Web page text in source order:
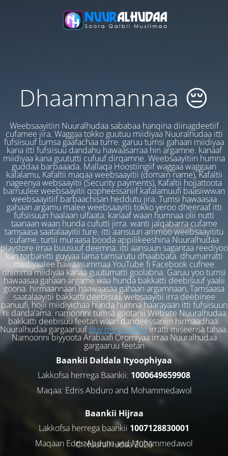
Dhaammannaa 😔
Weebsaayitiin Nuuralhudaa sababaa hanqina diinagdeetiif
cufamee jira. Waggaa tokko guutuu miidiyaa Nuuralhudaa itti
fufsiisuuf tumsa gaafachaa turre. garuu tumsi gahaan miidiyaa
kana itti fufsiisuu dandahu hawaasarraa hin argamne. kanaaf
miidiyaa kana guututti cufuuf dirqamne. Weebsaayitiin humna
guddaa barbaaada. Mallaqa Hoostiingiif waggaa waggaan
kafalamu, Kafaltii maqaa weebsaayitii (domain name), Kafaltii
nageenya websaayitii (Security payments), Kafaltii hojjattoota
barruulee weebsaayitii qopheessaniif kafalamuufi baasiiwwan
weebsaayitiif barbaachisan heddutu jira. Tumsi hawaasaa
gahaan argamu malee weebsaayitii tokko yeroo dheeraaf itti
fufsiisuun haalaan ulfaata. kanaaf waan humnaa olii nutti
taanaan waan hunda cufutti jirra. wanti jalqabarra cufame
tamsaasa saatalaayitii ture. itti aansuun ammoo weebsaayititu
cufame. turtii muraasa booda appilikeeshina Nuuralhudaa
playstore irraa buusuuf deemna. itti aansuun sagantaa reediyoo
kan torbanitti guyyaa lama tamsa'utu dhaabbata. dhumarratti
miidiyaalee hawaasummaa YouTube fi Facebook cufnee
dhimma miidiyaa kanaa guutumatti goolabna. Garuu yoo tumsi
hawaasaa gahaan argame waa hunda bakkatti deebisuuf yaalii
goona. hirmaannaan haawaasaa gahaan argamnaan, Tamsaasa
saatalaayitii bakkatti deebisuu, websaayitii irra deebinee
banuufi, hojii miidiyichaa hunda humna haarayaan itti fufsiisuun
ni danda'ama. namoonni tumsa gootanii Website Nuuralhudaa
bakkatti deebisuu feetan waan dandeessaniin hirmaadhaa.
Nuuralhudaa gargaaruufBuy me a coffeeirratti miseensa tahaa.
Namoonni biyyoota Arabaafi Oromiyaa irraa Nuuralhudaa
gargaaruu feetan
Baankii Daldala Ityoophiyaa
Lakkofsa herrega Baankii: 1000649659908
Maqaa: Edris Abduro and Mohammedawol
Baankii Hijraa
Lakkofsa herrega baankii 1007128830001
Maqaan Edris Abduro and Muhammedawol
© NuuralHudaa 2026